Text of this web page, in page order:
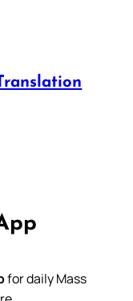
for daily Mass